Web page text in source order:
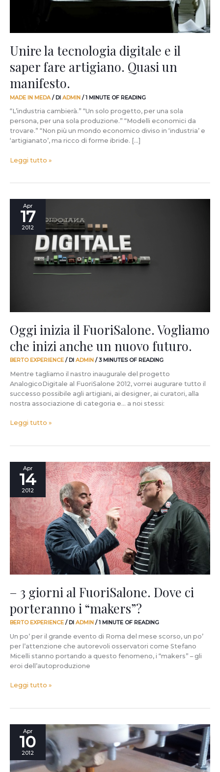
Unire la tecnologia digitale e il
saper fare artigiano. Quasi un
manifesto.
MADE IN MEDA / DI ADMIN /1 MINUTE OF READING
“L’industria cambierà.” “Un solo progetto, per una sola
persona, per una sola produzione.” “Modelli economici da
trovare.” “Non più un mondo economico diviso in ‘industria’ e
‘artigianato’, ma ricco di forme ibride. […]
manifesto.
Leggi tutto »
Apr
17
2012
Oggi inizia il FuoriSalone. Vogliamo
che inizi anche un nuovo futuro.
BERTO EXPERIENCE / DI ADMIN /3 MINUTES OF READING
Mentre tagliamo il nastro inaugurale del progetto
AnalogicoDigitale al FuoriSalone 2012, vorrei augurare tutto il
successo possibile agli artigiani, ai designer, ai curatori, alla
nostra associazione di categoria e… a noi stessi:
Oggi
inizia
FuoriSalone.
Vogliamo
Leggi tutto »
Apr
14
2012
– 3 giorni al FuoriSalone. Dove ci
porteranno i “makers”?
BERTO EXPERIENCE / DI ADMIN /1 MINUTE OF READING
Un po’ per il grande evento di Roma del mese scorso, un po’
per l’attenzione che autorevoli osservatori come Stefano
Micelli stanno portando a questo fenomeno, i “makers” – gli
eroi dell’autoproduzione
giorni
FuoriSalone.
Dove
ci
porteranno
“makers”?
Leggi tutto »
Apr
10
2012
giorni
FuoriSalone.